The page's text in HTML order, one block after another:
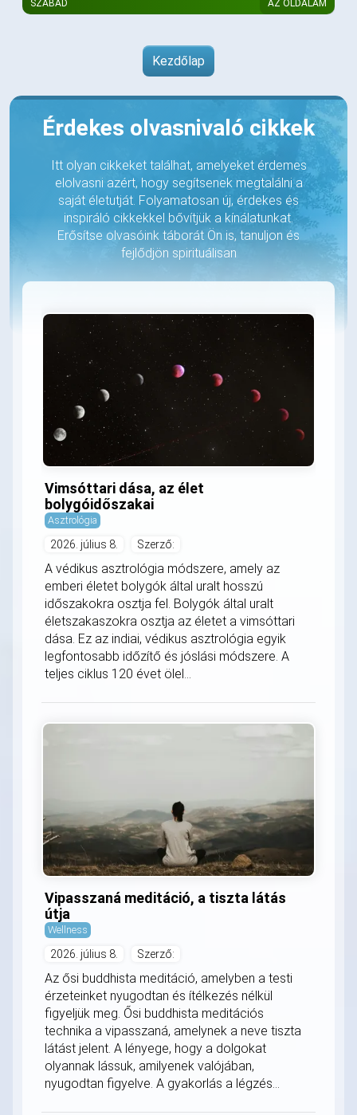
SZABAD AZ OLDALAM
Kezdőlap
Érdekes olvasnivaló cikkek
Itt olyan cikkeket találhat, amelyeket érdemes
elolvasni azért, hogy segítsenek megtalálni a
saját életutját. Folyamatosan új, érdekes és
inspiráló cikkekkel bővítjük a kínálatunkat.
Erősítse olvasóink táborát Ön is, tanuljon és
fejlődjön spirituálisan
Vimsóttari dása, az élet
bolygóidőszakai
Asztrológia
2026. július 8. Szerző:
A védikus asztrológia módszere, amely az
emberi életet bolygók által uralt hosszú
időszakokra osztja fel. Bolygók által uralt
életszakaszokra osztja az életet a vimsóttari
dása. Ez az indiai, védikus asztrológia egyik
legfontosabb időzítő és jóslási módszere. A
teljes ciklus 120 évet ölel...
Vipasszaná meditáció, a tiszta látás
útja
Wellness
2026. július 8. Szerző:
Az ősi buddhista meditáció, amelyben a testi
érzeteinket nyugodtan és ítélkezés nélkül
figyeljük meg. Ősi buddhista meditációs
technika a vipasszaná, amelynek a neve tiszta
látást jelent. A lényege, hogy a dolgokat
olyannak lássuk, amilyenek valójában,
nyugodtan figyelve. A gyakorlás a légzés...